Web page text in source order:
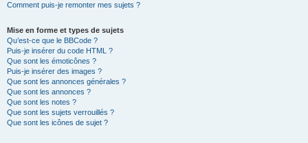
Comment puis-je remonter mes sujets ?
Mise en forme et types de sujets
Qu’est-ce que le BBCode ?
Puis-je insérer du code HTML ?
Que sont les émoticônes ?
Puis-je insérer des images ?
Que sont les annonces générales ?
Que sont les annonces ?
Que sont les notes ?
Que sont les sujets verrouillés ?
Que sont les icônes de sujet ?